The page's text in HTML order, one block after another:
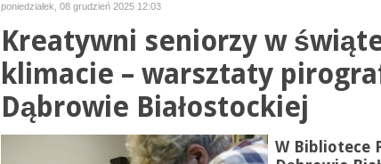
poniedziałek, 08 grudzień 2025 12:03
Kreatywni seniorzy w
klimacie – warsztaty
Dąbrowie Białostockiej
W Bibliotece